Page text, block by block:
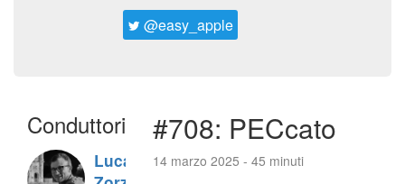
@easy_apple
Conduttori
Luca
#708: PECcato
14 marzo 2025 - 45 minuti